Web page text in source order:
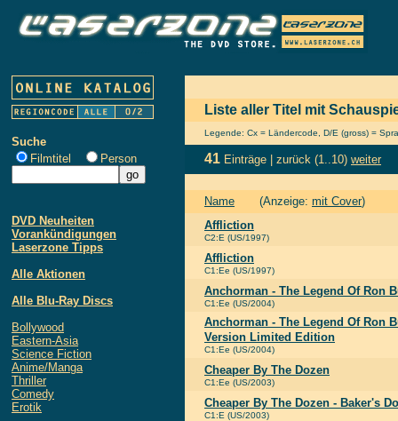
Suche
Filmtitel
Person
DVD Neuheiten
Vorankündigungen
Laserzone Tipps
Alle Aktionen
Alle Blu-Ray Discs
Bollywood
Eastern-Asia
Science Fiction
Anime/Manga
Thriller
Comedy
Erotik
Liste aller Titel mit
Legende: Cx = Ländercode, D/E (gross) =
41 Einträge | zurück (1..10) weiter
Name (Anzeige: mit Cover)
Affliction
C2:E (US/1997)
Affliction
C1:Ee (US/1997)
Anchorman - The Legend Of Ron
C1:Ee (US/2004)
Anchorman - The Legend Of Ron
Version Limited Edition
C1:Ee (US/2004)
Cheaper By The Dozen
C1:Ee (US/2003)
Cheaper By The Dozen - Baker's
C1:E (US/2003)